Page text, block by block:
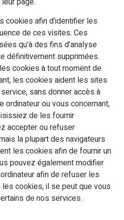
cookies afin d’identifier les
de ces visites. Ces
qu’à des fins d’analyse
définitivement supprimées.
cookies à tout moment de
les cookies aident les sites
sans donner accès à
ou vous concernant,
de les fournir
accepter ou refuser
la plupart des navigateurs
les cookies afin de fournir un
pouvez également modifier
afin de refuser les
cookies, il se peut que vous
de nos services.